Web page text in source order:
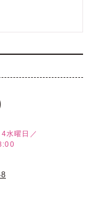
水曜日／